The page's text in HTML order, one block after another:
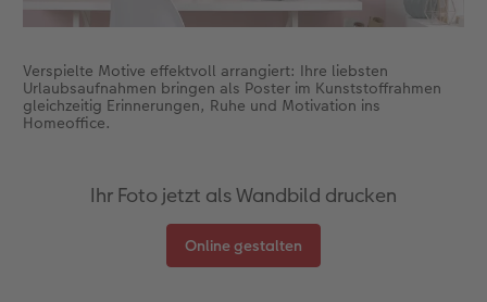
Verspielte Motive effektvoll arrangiert: Ihre liebsten
Urlaubsaufnahmen bringen als Poster im Kunststoffrahmen
gleichzeitig Erinnerungen, Ruhe und Motivation ins
Homeoffice.
Ihr Foto jetzt als Wandbild drucken
Online gestalten